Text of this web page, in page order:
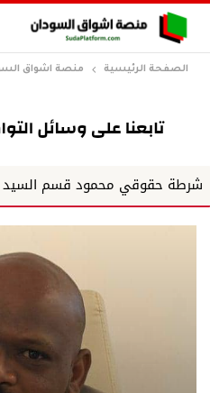
الصفحة الرئيسية منصة اشواق
محمود قسم السيد